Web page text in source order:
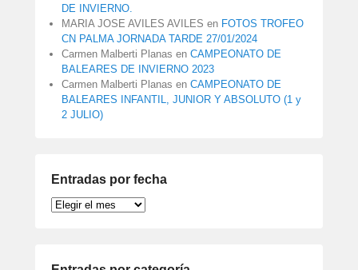
DE INVIERNO.
MARIA JOSE AVILES AVILES en FOTOS TROFEO
CN PALMA JORNADA TARDE 27/01/2024
Carmen Malberti Planas en CAMPEONATO DE
BALEARES DE INVIERNO 2023
Carmen Malberti Planas en CAMPEONATO DE
BALEARES INFANTIL, JUNIOR Y ABSOLUTO (1 y
2 JULIO)
Entradas por fecha
Entradas